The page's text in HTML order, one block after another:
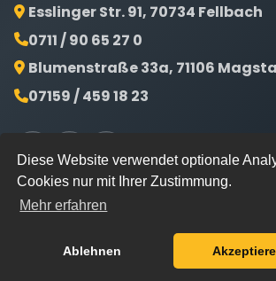
Diese Website verwendet optionale
Cookies nur mit Ihrer Zustimmung.
Mehr erfahren
Ablehnen
Esslinger Str. 91, 70734 Fellbach
0711 / 90 65 27 0
Blumenstraße 33a, 71106
07159 / 459 18 23
H+K Bauunternehmung GmbH.
vorbehalten.
Cookie-